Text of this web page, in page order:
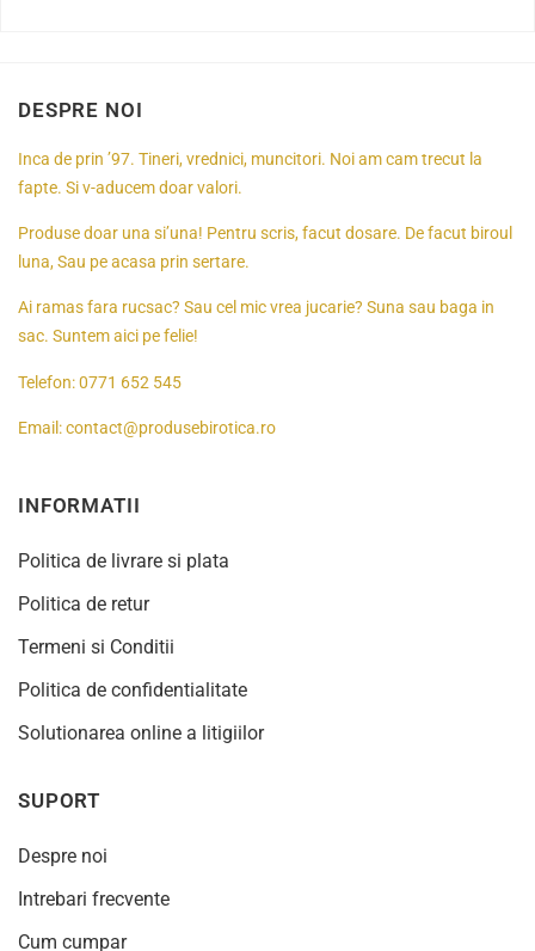
DESPRE NOI
Inca de prin ’97. Tineri, vrednici, muncitori. Noi am cam trecut la
fapte. Si v-aducem doar valori.
Produse doar una si’una! Pentru scris, facut dosare. De facut biroul
luna, Sau pe acasa prin sertare.
Ai ramas fara rucsac? Sau cel mic vrea jucarie? Suna sau baga in
sac. Suntem aici pe felie!
Telefon:0771 652 545
Email:contact@produsebirotica.ro
INFORMATII
Politica de livrare si plata
Politica de retur
Termeni si Conditii
Politica de confidentialitate
Solutionarea online a litigiilor
SUPORT
Despre noi
Intrebari frecvente
Cum cumpar